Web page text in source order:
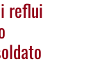
reflui